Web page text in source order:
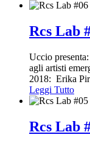
Rcs Lab
Uccio
agli artisti
2018: Erika
Leggi Tutto
Rcs Lab